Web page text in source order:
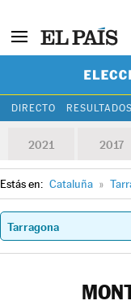
DIRECTO
2021 2017
Estás en: Cataluña »